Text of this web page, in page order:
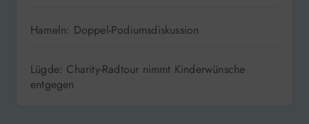
Hameln: Doppel-Podiumsdiskussion
Lügde: Charity-Radtour nimmt Kinderwünsche
entgegen